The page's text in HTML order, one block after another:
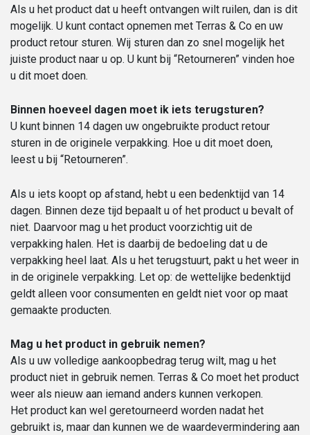
Als u het product dat u heeft ontvangen wilt ruilen, dan is dit
mogelijk. U kunt contact opnemen met Terras & Co en uw
product retour sturen. Wij sturen dan zo snel mogelijk het
juiste product naar u op. U kunt bij “Retourneren” vinden hoe
u dit moet doen.
Binnen hoeveel dagen moet ik iets terugsturen?
U kunt binnen 14 dagen uw ongebruikte product retour
sturen in de originele verpakking. Hoe u dit moet doen,
leest u bij “Retourneren”.
Als u iets koopt op afstand, hebt u een bedenktijd van 14
dagen. Binnen deze tijd bepaalt u of het product u bevalt of
niet. Daarvoor mag u het product voorzichtig uit de
verpakking halen. Het is daarbij de bedoeling dat u de
verpakking heel laat. Als u het terugstuurt, pakt u het weer in
in de originele verpakking. Let op: de wettelijke bedenktijd
geldt alleen voor consumenten en geldt niet voor op maat
gemaakte producten.
Mag u het product in gebruik nemen?
Als u uw volledige aankoopbedrag terug wilt, mag u het
product niet in gebruik nemen. Terras & Co moet het product
weer als nieuw aan iemand anders kunnen verkopen.
Het product kan wel geretourneerd worden nadat het
gebruikt is, maar dan kunnen we de waardevermindering aan